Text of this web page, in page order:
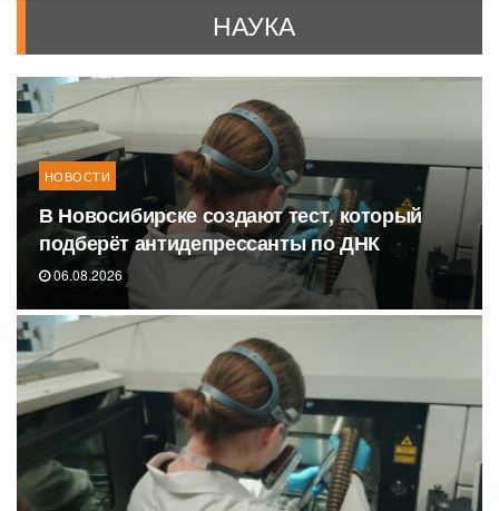
НАУКА
НОВОСТИ
В Новосибирске создают тест, который
подберёт антидепрессанты по ДНК
06.08.2026